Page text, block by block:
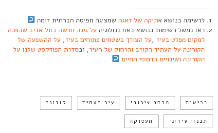
לרשימה בנושא אתיקה של דאגה שמציגה תפיסה חברתית דומה
ראו למשל רשימות בנושא באורבנולוגיה על גינה חדשה בתל אביב שהפכה
למקום מפלט בעיר ,על הצורך בשטחים פתוחים בעיר, על ההשפעה של
הקורונה על העתיד הקורב והרחוק של העיר, ובסדרת הפודקסט שלנו על
הקורונה ושינויים בדפוסי החיים
בריאות מרחב ציבורי עיר העתיד קורונה
תכנון עירוני תעסוקה